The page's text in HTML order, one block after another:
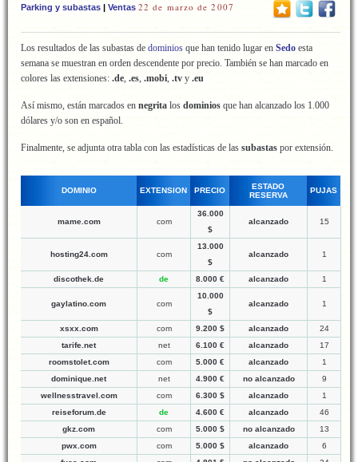
Parking y subastas | Ventas 22 de marzo de 2007
Los resultados de las subastas de dominios que han tenido lugar en Sedo esta
semana se muestran en orden descendente por precio. También se han marcado en
colores las extensiones: .de, .es, .mobi, .tv y .eu
Así mismo, están marcados en negrita los dominios que han alcanzado los 1.000
dólares y/o son en español.
Finalmente, se adjunta otra tabla con las estadísticas de las subastas por extensión.
DOMINIO EXTENSION PRECIO
ESTADO
RESERVA
PUJAS
mame.com com
36.000
$
alcanzado 15
hosting24.com com
13.000
$
alcanzado 1
discothek.de de 8.000 € alcanzado 1
gaylatino.com com
10.000
$
alcanzado 1
xsxx.com com 9.200 $ alcanzado
24
tarife.net
net 6.100 € alcanzado
17
roomstolet.com
com 5.000 € alcanzado
1
dominique.net
net 4.900 € no alcanzado
9
wellnesstravel.com
com 6.300 $ alcanzado
1
reiseforum.de
de 4.600 € alcanzado
46
gkz.com
com 5.000 $ no alcanzado
13
pwx.com
com 5.000 $ alcanzado
6